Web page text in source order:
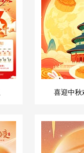
喜迎中秋